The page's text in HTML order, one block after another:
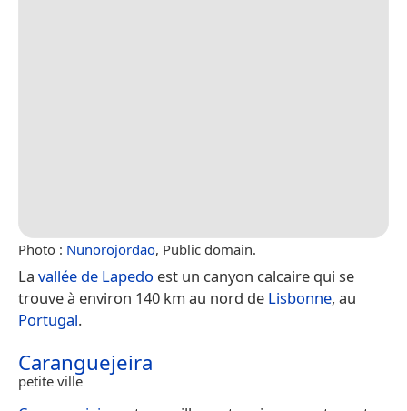
Photo : Nunorojordao, Public domain.
La vallée de Lapedo est un canyon calcaire qui se
trouve à environ 140 km au nord de Lisbonne, au
Portugal.
Caranguejeira
petite ville